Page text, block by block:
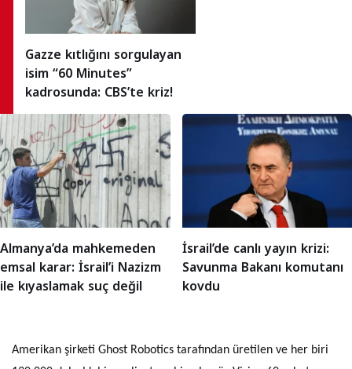
Gazze kıtlığını sorgulayan
isim “60 Minutes”
kadrosunda: CBS’te kriz!
Almanya’da mahkemeden
emsal karar: İsrail’i Nazizm
ile kıyaslamak suç değil
İsrail’de canlı yayın krizi:
Savunma Bakanı komutanı
kovdu
Amerikan şirketi Ghost Robotics tarafından üretilen ve her biri